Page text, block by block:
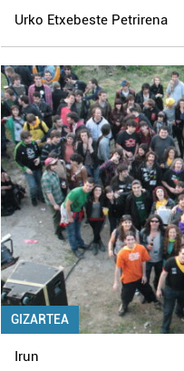
Urko Etxebeste Petrirena
GIZARTEA
Irun